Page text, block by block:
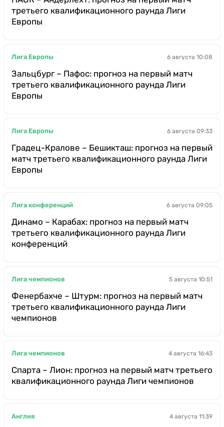
третьего квалификационного раунда Лиги
Европы
Лига Европы 6 августа 10:08
Зальцбург – Пафос: прогноз на первый матч
третьего квалификационного раунда Лиги
Европы
Лига Европы 6 августа 09:33
Градец-Кралове – Бешикташ: прогноз на первый
матч третьего квалификационного раунда Лиги
Европы
Лига конференций 6 августа 09:05
Динамо – Карабах: прогноз на первый матч
третьего квалификационного раунда Лиги
конференций
Лига чемпионов 5 августа 10:51
Фенербахче – Штурм: прогноз на первый матч
третьего квалификационного раунда Лиги
чемпионов
Лига чемпионов 4 августа 16:43
Спарта – Лион: прогноз на первый матч третьего
квалификационного раунда Лиги чемпионов
Англия 4 августа 11:39